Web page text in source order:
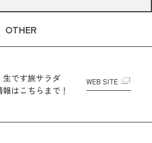
OTHER
生です旅サラダ
はこちらまで！
WEB SITE